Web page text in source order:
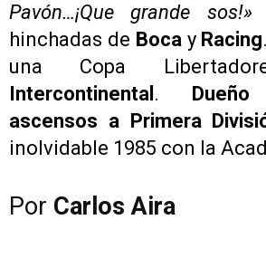
Pavón…¡Que grande sos!»
hinchadas de Bocay Racing
una Copa
Intercontinental .
ascensos a Primera
inolvidable 1985 con la
Por Carlos Aira